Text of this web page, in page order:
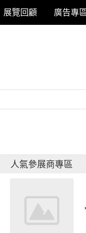
展覽回顧 廣告專
人氣參展商專區